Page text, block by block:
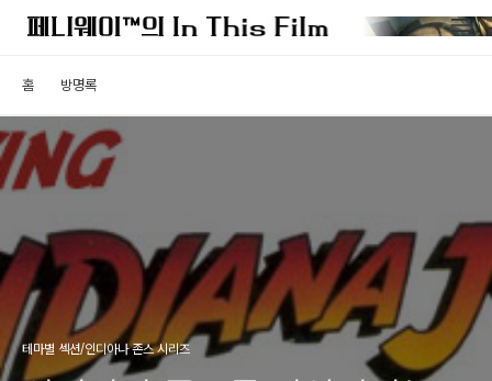
홈 방명록
테마별 섹션/인디아나 존스 시리즈